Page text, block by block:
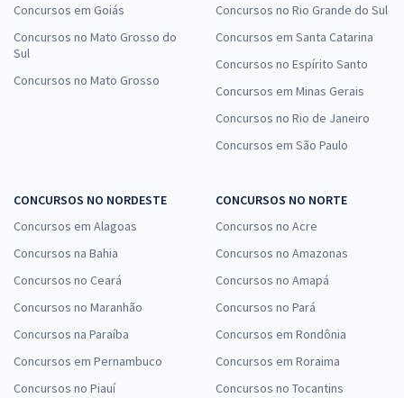
Concursos em Goiás
Concursos no Mato Grosso do
Sul
Concursos no Mato Grosso
Concursos no Rio Grande do Sul
Concursos em Santa Catarina
Concursos no Espírito Santo
Concursos em Minas Gerais
Concursos no Rio de Janeiro
Concursos em São Paulo
CONCURSOS NO NORDESTE
Concursos em Alagoas
Concursos na Bahia
Concursos no Ceará
Concursos no Maranhão
Concursos na Paraíba
Concursos em Pernambuco
Concursos no Piauí
CONCURSOS NO NORTE
Concursos no Acre
Concursos no Amazonas
Concursos no Amapá
Concursos no Pará
Concursos em Rondônia
Concursos em Roraima
Concursos no Tocantins